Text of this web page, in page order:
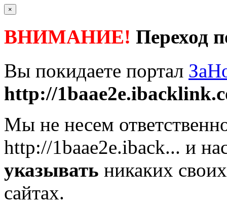
×
ВНИМАНИЕ! Переход
Вы покидаете портал
http://
Мы не несем
http://1baae2e.iback... и
указывать никаких
сайтах.